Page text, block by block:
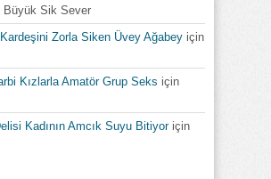
Büyük Sik Sever
Zorla Siken Üvey Ağabey için
Kızlarla Amatör Grup Seks için
Kadının Amcık Suyu Bitiyoriçin